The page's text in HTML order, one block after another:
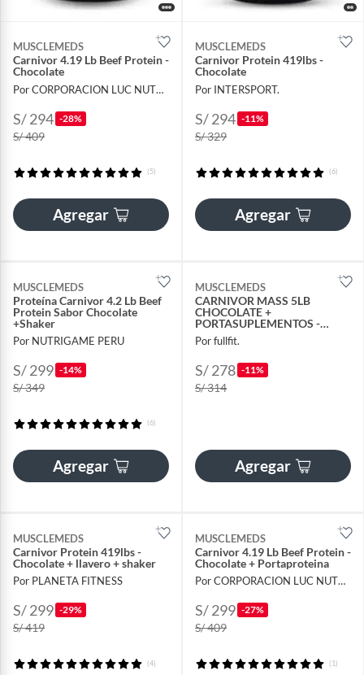
MUSCLEMEDS
Carnivor 4.19 Lb Beef Protein -
Chocolate
Por CORPORACION LUC NUTRITION
S/ 294 -28%
S/ 409
(5)
Agregar
MUSCLEMEDS
Carnivor Protein 419lbs -
Chocolate
Por INTERSPORT.
S/ 294 -11%
S/ 329
(6)
Agregar
MUSCLEMEDS
Proteína Carnivor 4.2 Lb Beef
Protein Sabor Chocolate
+Shaker
Por NUTRIGAME PERU
S/ 299 -14%
S/ 349
(6)
Agregar
MUSCLEMEDS
CARNIVOR MASS 5LB
CHOCOLATE +
PORTASUPLEMENTOS -
GANADOR DE MASA
Por fullfit.
S/ 278 -11%
S/ 314
Agregar
MUSCLEMEDS
Carnivor Protein 419lbs -
Chocolate + llavero + shaker
Por PLANETA FITNESS
S/ 299 -29%
S/ 419
(4)
MUSCLEMEDS
Carnivor 4.19 Lb Beef Protein -
Chocolate + Portaproteina
Por CORPORACION LUC NUTRITION
S/ 299 -27%
S/ 409
(1)